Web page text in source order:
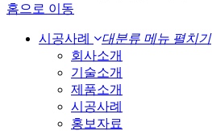
홈으로 이동
시공사례
대분류 메뉴 펼치기
회사소개
기술소개
제품소개
시공사례
홍보자료